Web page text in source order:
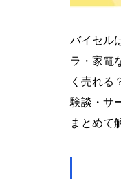
バイセル
ラ・家電
く売れる
験談・サ
まとめて